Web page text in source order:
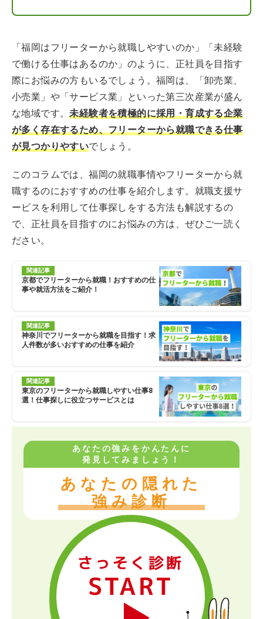
「福岡はフリーターから就職しやすいのか」「未経験
で働ける仕事はあるのか」のように、正社員を目指す
際にお悩みの方もいるでしょう。福岡は、「卸売業、
小売業」や「サービス業」といった第三次産業が盛ん
な地域です。未経験者を積極的に採用・育成する企業
が多く存在するため、フリーターから就職できる仕事
が見つかりやすいでしょう。
このコラムでは、福岡の就職事情やフリーターから就
職するのにおすすめの仕事を紹介します。就職支援サ
ービスを利用して仕事探しをする方法も解説するの
で、正社員を目指すのにお悩みの方は、ぜひご一読く
ださい。
関連記事
京都でフリーターから就職！おすすめの仕
事や就活方法をご紹介！
関連記事
神奈川でフリーターから就職を目指す！求
人件数が多いおすすめの仕事を紹介
関連記事
東京のフリーターから就職しやすい仕事8
選！仕事探しに役立つサービスとは
あなたの強みをかんたんに
発見してみましょう！
あなたの隠れた
強み診断
さっそく診断
START